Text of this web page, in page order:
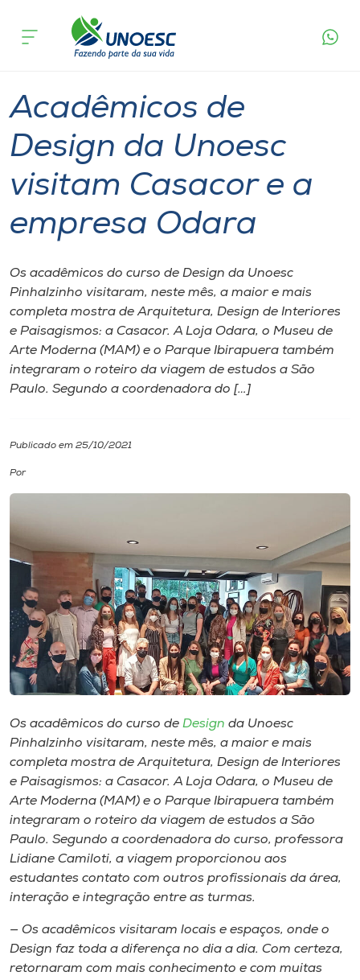
Cursos
Pesquisa
Atendimento ao Estudante
Portal de Ensino
A
Internacionalização
I.nova
Diplomados
Cultura
CPA
Biblioteca
Editora
Rádio
Museu
Unoesc
Store
Selecione
acontece
Acadêmicos de
Design da Unoesc
visitam Casacor e a
empresa Odara
Os acadêmicos do curso de Design da Unoesc
Pinhalzinho visitaram, neste mês, a maior e mais
completa mostra de Arquitetura, Design de Interiores
e Paisagismos: a Casacor. A Loja Odara, o Museu de
Arte Moderna (MAM) e o Parque Ibirapuera também
integraram o roteiro da viagem de estudos a São
Paulo. Segundo a coordenadora do […]
Publicado em 25/10/2021
Por
Os acadêmicos do curso de Design da Unoesc
Pinhalzinho visitaram, neste mês, a maior e mais
completa mostra de Arquitetura, Design de Interiores
e Paisagismos: a Casacor. A Loja Odara, o Museu de
Arte Moderna (MAM) e o Parque Ibirapuera também
integraram o roteiro da viagem de estudos a São
Paulo. Segundo a coordenadora do curso, professora
Lidiane Camiloti, a viagem proporcionou aos
estudantes contato com outros profissionais da área,
interação e integração entre as turmas.
— Os acadêmicos visitaram locais e espaços, onde o
Design faz toda a diferença no dia a dia. Com certeza,
retornaram com mais conhecimento e com muitas